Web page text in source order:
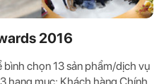
2016
chọn 13 sản phẩm/dịch vụ